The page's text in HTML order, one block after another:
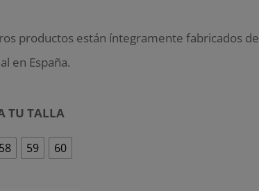
productos están íntegramente fabricados de
en España.
TU TALLA
58 59 60